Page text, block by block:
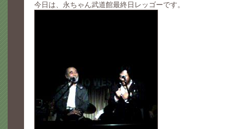
今日は、永ちゃん武道館最終日レッゴーです。